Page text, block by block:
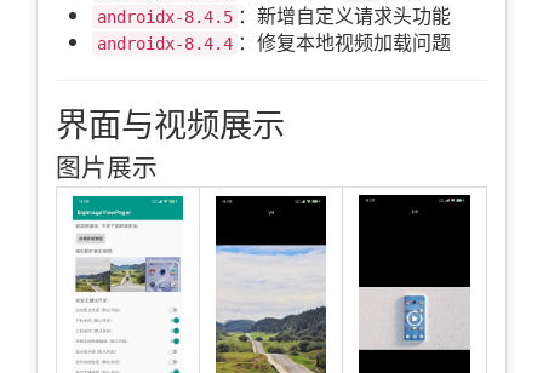
androidx-8.4.5 ：新增自定义请求头功能
androidx-8.4.4 ：修复本地视频加载问题
界面与视频展示
图片展示